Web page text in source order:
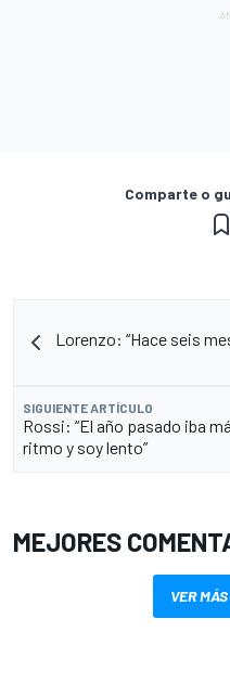
Comparte o
Lorenzo: “Hace seis
SIGUIENTE ARTÍCULO
Rossi: “El año pasado iba
ritmo y soy lento”
MEJORES
VER